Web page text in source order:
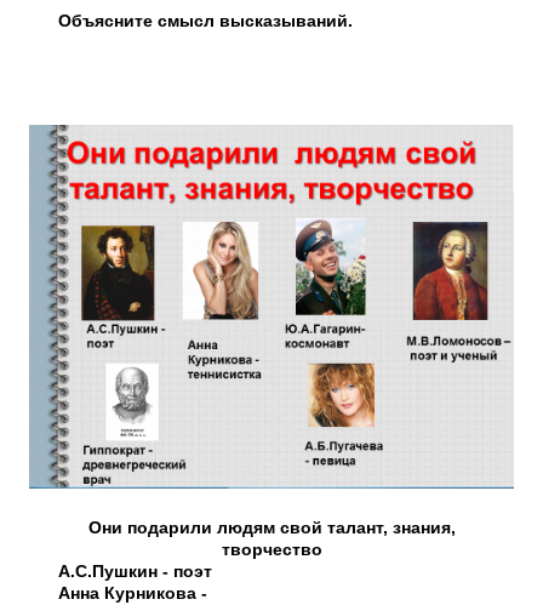
Объясните смысл высказываний.
Они подарили людям свой талант, знания,
творчество
А.С.Пушкин - поэт
Анна Курникова -